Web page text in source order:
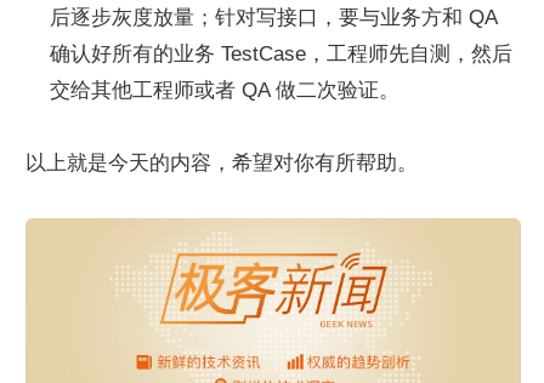
后逐步灰度放量；针对写接口，要与业务方和 QA
确认好所有的业务 TestCase，工程师先自测，然后
交给其他工程师或者 QA 做二次验证。
以上就是今天的内容，希望对你有所帮助。